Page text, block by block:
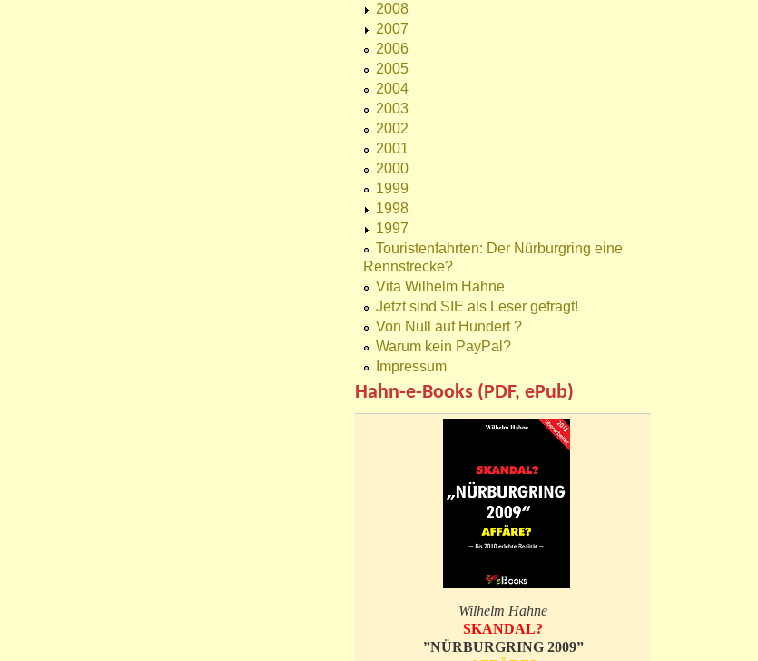
2008
2007
2006
2005
2004
2003
2002
2001
2000
1999
1998
1997
Touristenfahrten: Der Nürburgring eine
Rennstrecke?
Vita Wilhelm Hahne
Jetzt sind SIE als Leser gefragt!
Von Null auf Hundert ?
Warum kein PayPal?
Impressum
Hahn-e-Books (PDF, ePub)
Wilhelm Hahne
SKANDAL?
”NÜRBURGRING 2009”